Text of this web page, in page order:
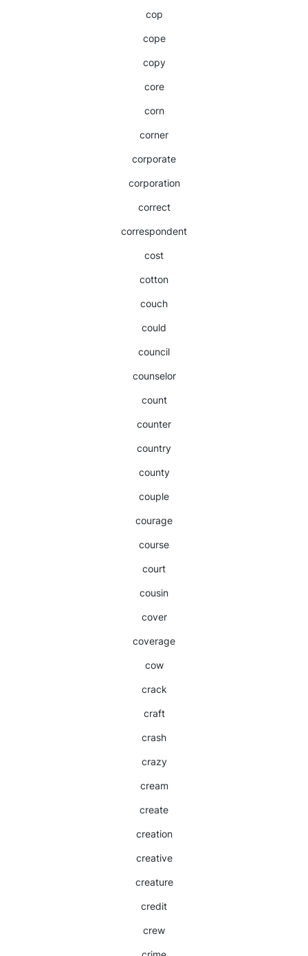
cop
cope
copy
core
corn
corner
corporate
corporation
correct
correspondent
cost
cotton
couch
could
council
counselor
count
counter
country
county
couple
courage
course
court
cousin
cover
coverage
cow
crack
craft
crash
crazy
cream
create
creation
creative
creature
credit
crew